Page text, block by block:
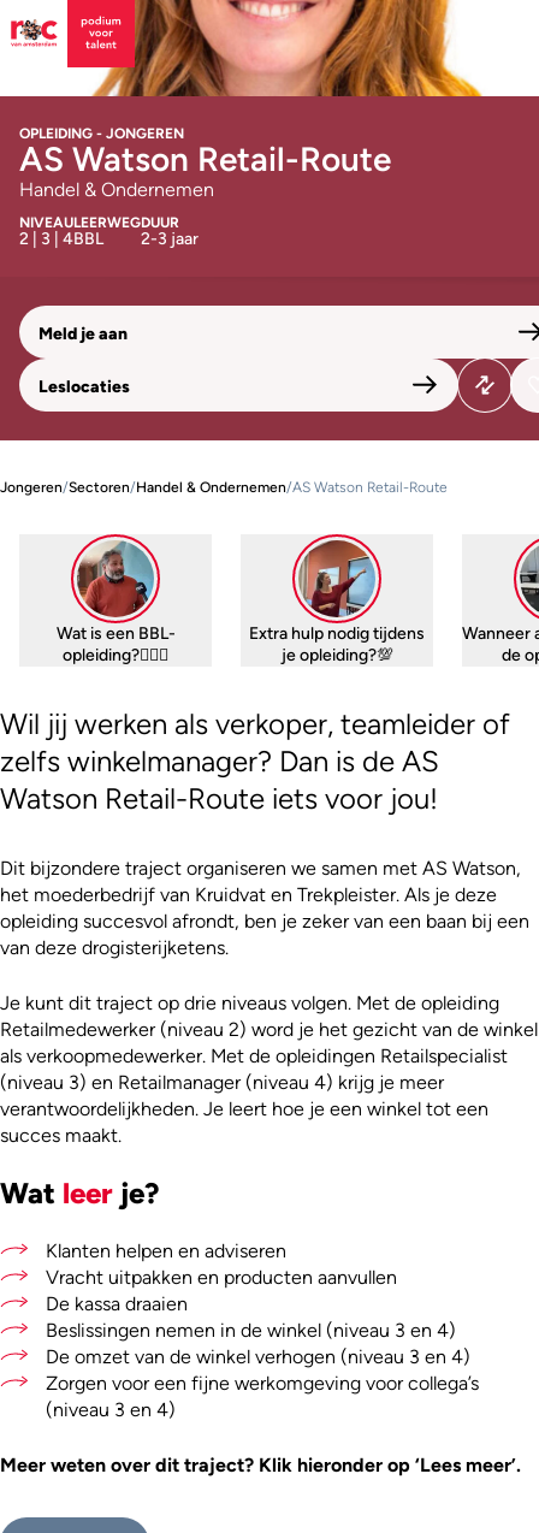
OPLEIDING - JONGEREN
AS Watson Retail-Route
Handel & Ondernemen
NIVEAU
2 | 3 | 4
LEERWEG
BBL
DUUR
2-3 jaar
Meld je aan
Leslocaties
Jongeren/Sectoren/Handel & Ondernemen/AS Watson Retail-Route
Wat is een BBL-
opleiding?🤷🏼‍♀️
Extra hulp nodig tijdens
je opleiding?💯
Wanneer
de
Wil jij werken als verkoper, teamleider of
zelfs winkelmanager? Dan is de AS
Watson Retail-Route iets voor jou!
Dit bijzondere traject organiseren we samen met AS Watson,
het moederbedrijf van Kruidvat en Trekpleister. Als je deze
opleiding succesvol afrondt, ben je zeker van een baan bij een
van deze drogisterijketens.
Je kunt dit traject op drie niveaus volgen. Met de opleiding
Retailmedewerker (niveau 2) word je het gezicht van de winkel
als verkoopmedewerker. Met de opleidingen Retailspecialist
(niveau 3) en Retailmanager (niveau 4) krijg je meer
verantwoordelijkheden. Je leert hoe je een winkel tot een
succes maakt.
Wat leer je?
Klanten helpen en adviseren
Vracht uitpakken en producten aanvullen
De kassa draaien
Beslissingen nemen in de winkel (niveau 3 en 4)
De omzet van de winkel verhogen (niveau 3 en 4)
Zorgen voor een fijne werkomgeving voor collega’s
(niveau 3 en 4)
Meer weten over dit traject? Klik hieronder op ‘Lees meer’.